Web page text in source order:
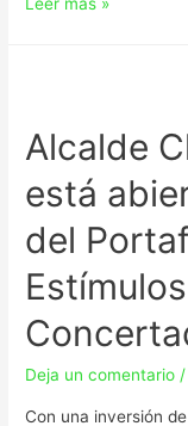
Leer más »
Alcalde
está
del
Deja un comentario /
Con una inversión